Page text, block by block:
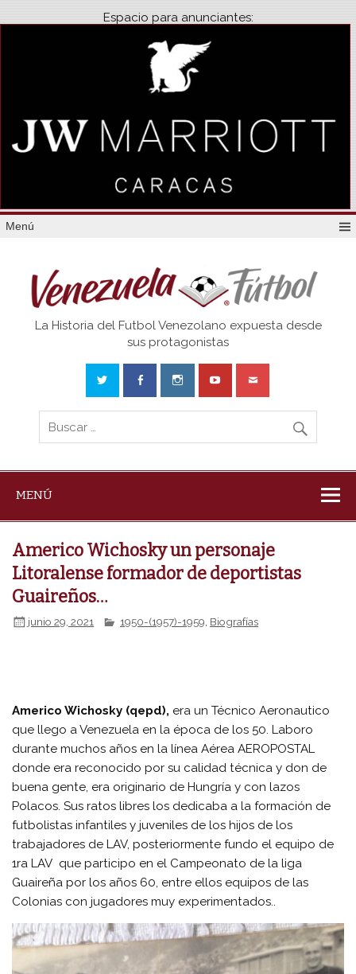
Espacio para anunciantes:
Menú
Venezuela
La Historia del Futbol Venezolano expuesta desde
sus protagonistas
MENÚ
Americo Wichosky un personaje
Litoralense formador de deportistas
Guaireños…
junio 29, 2021 1950-(1957)-1959 Biografías
Americo Wichosky (qepd), era un Técnico Aeronautico
que llego a Venezuela en la época de los 50. Laboro
durante muchos años en la línea Aérea AEROPOSTAL
donde era reconocido por su calidad técnica y don de
buena gente, era originario de Hungría y con lazos
Polacos. Sus ratos libres los dedicaba a la formación de
futbolistas infantiles y juveniles de los hijos de los
trabajadores de LAV, posteriormente fundo el equipo de
1ra LAV que participo en el Campeonato de la liga
Guaireña por los años 60, entre ellos equipos de las
Colonias con jugadores muy experimentados..